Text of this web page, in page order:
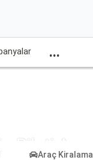
...
Bileti Ara
Araç Kiralama